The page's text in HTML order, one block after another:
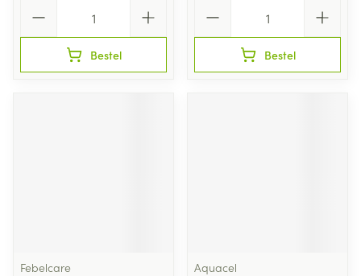
Bestel Bestel
Febelcare
Aquacel